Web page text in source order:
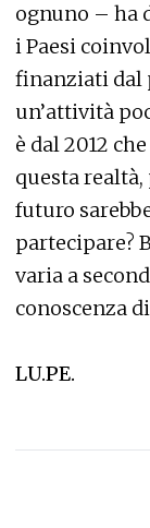
ognuno – ha
i Paesi
finanziati dal
un’attività
è dal 2012
questa
futuro
partecipare?
varia a
conoscenza
LU.PE.